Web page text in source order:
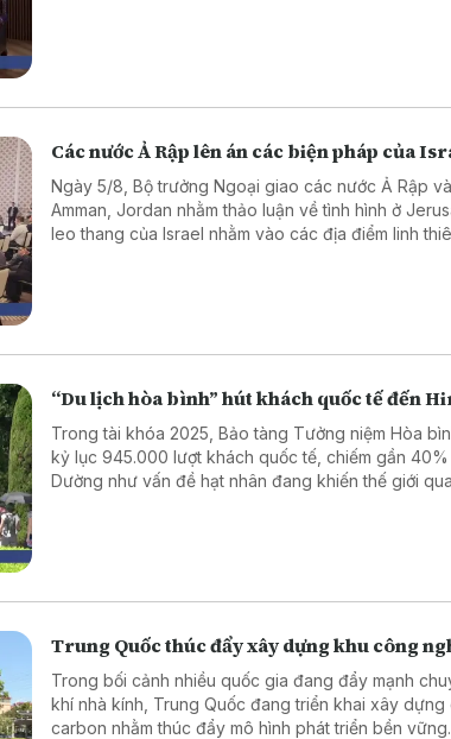
Các nước Ả Rập lên án các biện pháp của
Ngày 5/8, Bộ trưởng Ngoại giao các nước Ả Rập
Amman, Jordan nhằm thảo luận về tình hình ở
leo thang của Israel nhằm vào các địa điểm linh
“Du lịch hòa bình” hút khách quốc tế đến
Trong tài khóa 2025, Bảo tàng Tưởng niệm Hòa
kỷ lục 945.000 lượt khách quốc tế, chiếm gần
Dường như vấn đề hạt nhân đang khiến thế giới
Trung Quốc thúc đẩy xây dựng khu công
Trong bối cảnh nhiều quốc gia đang đẩy mạnh
khí nhà kính, Trung Quốc đang triển khai xây
carbon nhằm thúc đẩy mô hình phát triển bền vững.